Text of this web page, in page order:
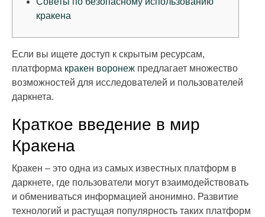
кракена
Если вы ищете доступ к скрытым ресурсам,
платформа кракен воронеж предлагает множество
возможностей для исследователей и пользователей
даркнета.
Краткое введение в мир
Кракена
Кракен – это одна из самых известных платформ в
даркнете, где пользователи могут взаимодействовать
и обмениваться информацией анонимно. Развитие
технологий и растущая популярность таких платформ